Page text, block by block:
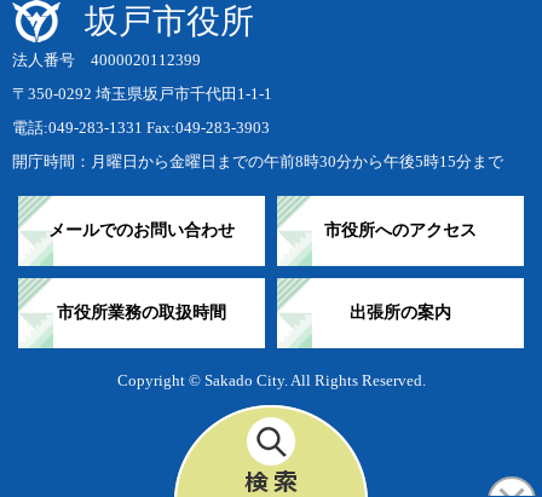
坂戸市役所
法人番号 4000020112399
〒350-0292 埼玉県坂戸市千代田1-1-1
電話:049-283-1331 Fax:049-283-3903
開庁時間：月曜日から金曜日までの午前8時30分から午後5時15分まで
メールでのお問い合わせ 市役所へのアクセス
市役所業務の取扱時間 出張所の案内
Copyright © Sakado City. All Rights Reserved.